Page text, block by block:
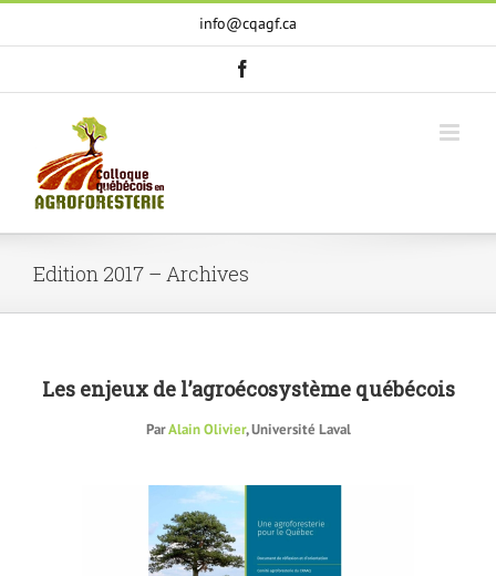
info@cqagf.ca
Edition 2017 – Archives
Les enjeux de l’agroécosystème québécois
ParAlain Olivier, Université Laval